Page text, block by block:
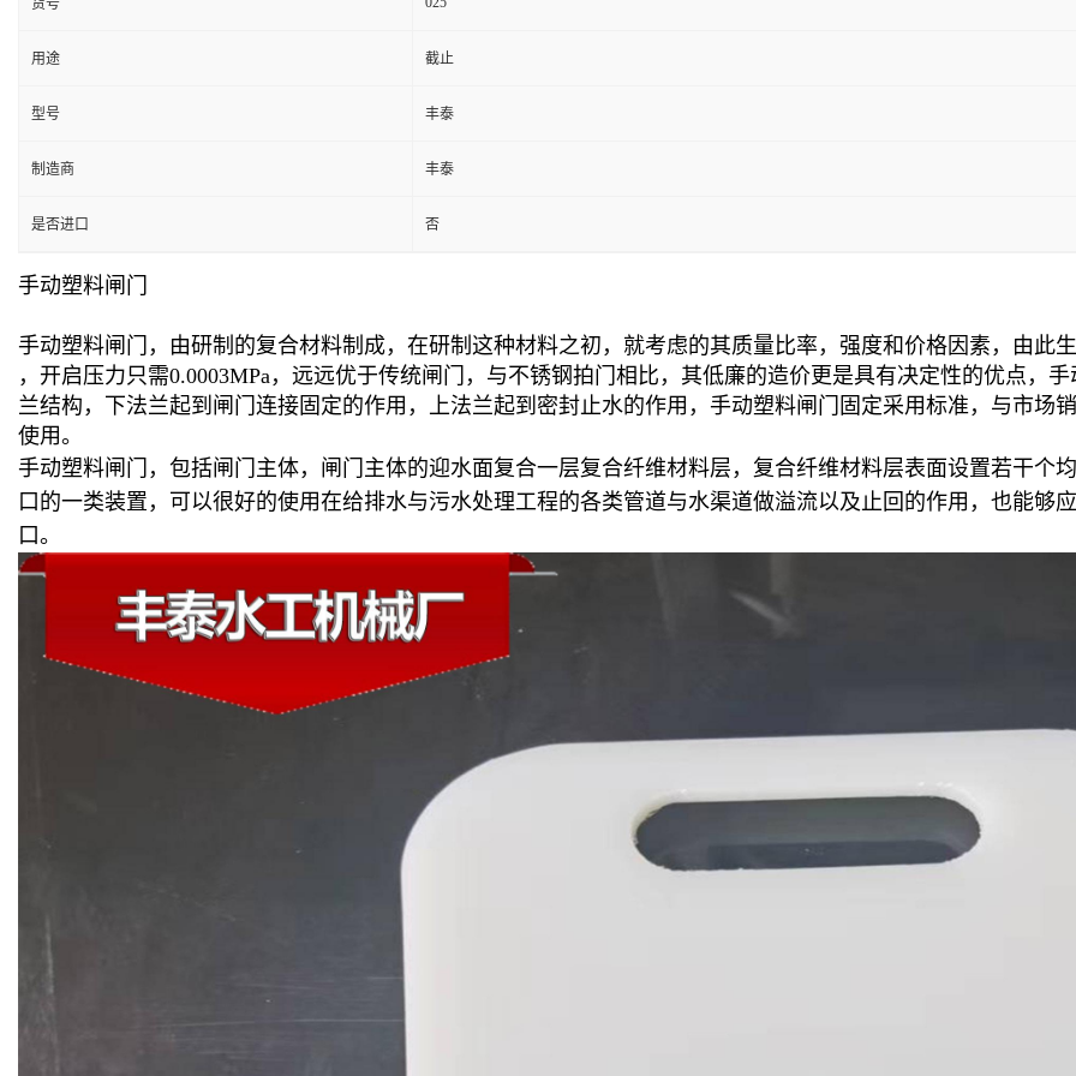
货号
用途 截止
型号 丰泰
制造商 丰泰
是否进口 否
手动塑料闸门
手动塑料闸门，由研制的复合材料制成，在研制这种材料之初，就考虑的其质量比率，强度和价格因素，由此
，开启压力只需0.0003MPa，远远优于传统闸门，与不锈钢拍门相比，其低廉的造价更是具有决定性的优点，
兰结构，下法兰起到闸门连接固定的作用，上法兰起到密封止水的作用，手动塑料闸门固定采用标准，与市场
使用。
手动塑料闸门，包括闸门主体，闸门主体的迎水面复合一层复合纤维材料层，复合纤维材料层表面设置若干个
口的一类装置，可以很好的使用在给排水与污水处理工程的各类管道与水渠道做溢流以及止回的作用，也能够
口。